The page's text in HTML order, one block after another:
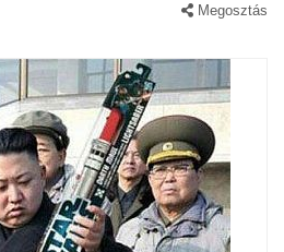
Megosztás